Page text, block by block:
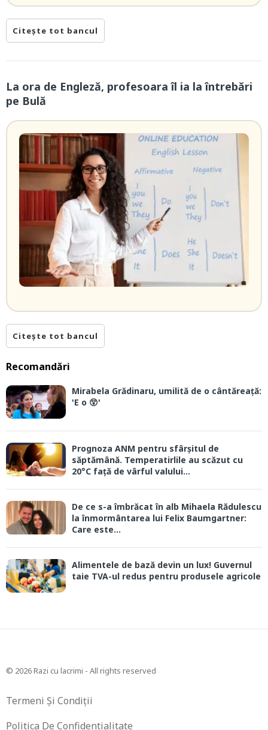
Citește tot bancul
La ora de Engleză, profesoara îl ia la întrebări
pe Bulă
Citește tot bancul
Recomandări
Mirabela Grădinaru, umilită de o cântăreață:
'E o 😲'
Prognoza ANM pentru sfârșitul de
săptămână. Temperatirlile au scăzut cu
20°C față de vârful valului...
De ce s-a îmbrăcat în alb Mihaela Rădulescu
la înmormântarea lui Felix Baumgartner:
Care este...
Alimentele de bază devin un lux! Guvernul
taie TVA-ul redus pentru produsele agricole
© 2026 Razi cu lacrimi - All rights reserved
Termeni Și Condiții
Politica De Confidentialitate